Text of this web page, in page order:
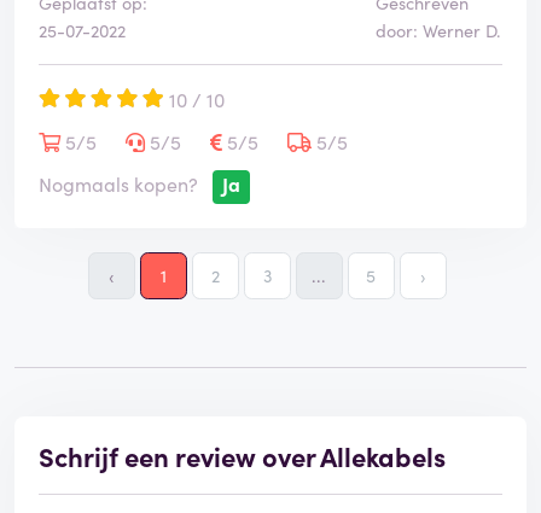
25-07-2022
door: Werner D.
10 / 10
5/5
5/5 5/5
5/5
Nogmaals kopen?
Ja
‹ 1 2 3 ... 5 ›
Schrijf een review over Allekabels